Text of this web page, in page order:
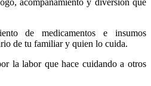
acompañamiento y diversión que
de medicamentos e insumos
de tu familiar y quien lo cuida.
la labor que hace cuidando a otros